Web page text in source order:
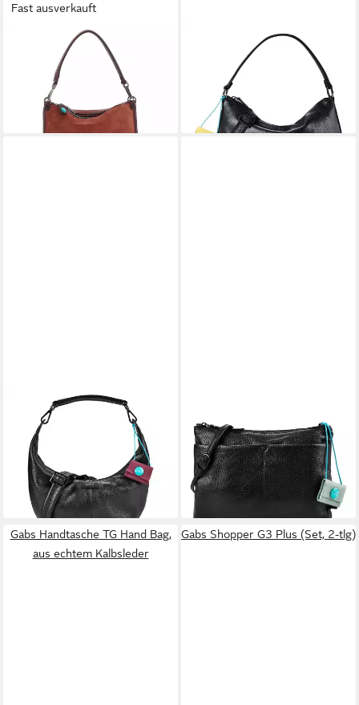
Fast ausverkauft
Schultertasche Ariana, Leder
185,95 €
235,00 €
lieferbar - in 2-3 Werktagen bei dir
Schultertasche Calipso, Leder
185,00 €
lieferbar - in 2-3 Werktagen bei dir
Schultertasche G13, Leder
250,00 €
lieferbar - in 2-3 Werktagen bei dir
Schultertasche Beyonce,
Leder
110,00 €
lieferbar - in 2-3 Werktagen bei dir
Gabs Handtasche TG Hand Bag,
aus echtem Kalbsleder
Gabs Shopper G3 Plus (Set, 2-tlg)